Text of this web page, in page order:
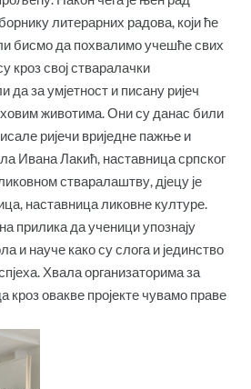
литерарних радова, који ће
бисмо да похвалимо учешће свих
кроз свој стваралачки
да за умјетност и писану ријеч
животима. Они су данас били
ријечи вриједне пажње и
Ивана Лакић, наставница српског
ликовном стваралаштву, дјецу је
наставница ликовне културе.
прилика да ученици упознају
и науче како су слога и јединство
Хвала организаторима за
кроз овакве пројекте чувамо праве